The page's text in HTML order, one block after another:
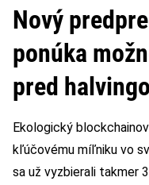
Nový
ponúka
pred
Ekologický
kľúčovému míľniku vo
sa už vyzbierali takmer